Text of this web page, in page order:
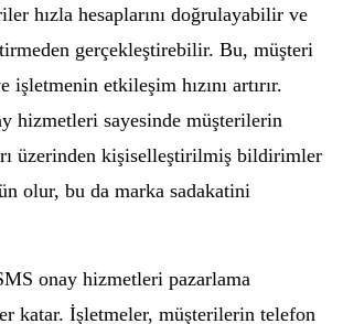
hızla hesaplarını doğrulayabilir ve
gerçekleştirebilir. Bu, müşteri
etkileşim hızını artırır.
hizmetleri sayesinde müşterilerin
üzerinden kişiselleştirilmiş bildirimler
olur, bu da marka sadakatini
onay hizmetleri pazarlama
katar. İşletmeler, müşterilerin telefon